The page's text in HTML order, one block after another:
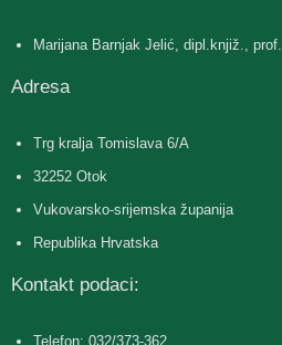
Marijana Barnjak Jelić, dipl.knjiž., prof.
Adresa
Trg kralja Tomislava 6/A
32252 Otok
Vukovarsko-srijemska županija
Republika Hrvatska
Kontakt podaci:
Telefon: 032/373-362